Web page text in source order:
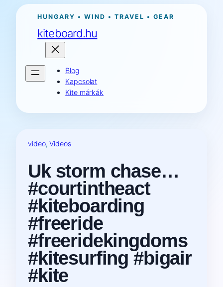
Ugrás
tartalomhoz
HUNGARY • WIND • TRAVEL • GEAR
kiteboard.hu
Blog
Kapcsolat
Kite márkák
video, Videos
Uk storm chase…
#courtintheact
#kiteboarding
#freeride
#freeridekingdoms
#kitesurfing #bigair
#kite